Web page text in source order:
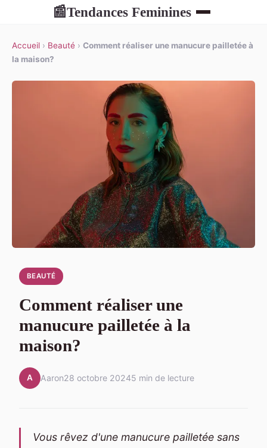
📰Tendances Feminines
Accueil › Beauté › Comment réaliser une manucure pailletée à
la maison?
BEAUTÉ
Comment réaliser une
manucure pailletée à la
maison?
A Aaron28 octobre 20245 min de lecture
Vous rêvez d'une manucure pailletée sans